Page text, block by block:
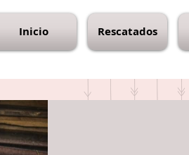
Inicio Rescatados